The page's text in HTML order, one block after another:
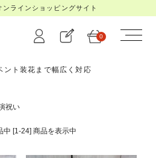
ラインショッピングサイト
ント装花まで幅広く対応
0
祝い
中 [1-24] 商品を表示中